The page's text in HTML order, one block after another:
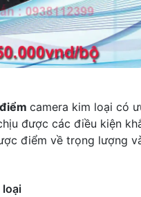
camera kim loại có
được các điều kiện
điểm về trọng lượng
loại